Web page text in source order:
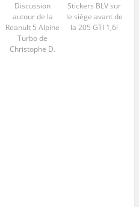
Discussion
autour de la
Reanult 5 Alpine
Turbo de
Christophe D.
Stickers BLV sur
le siège avant de
la 205 GTI 1,6l